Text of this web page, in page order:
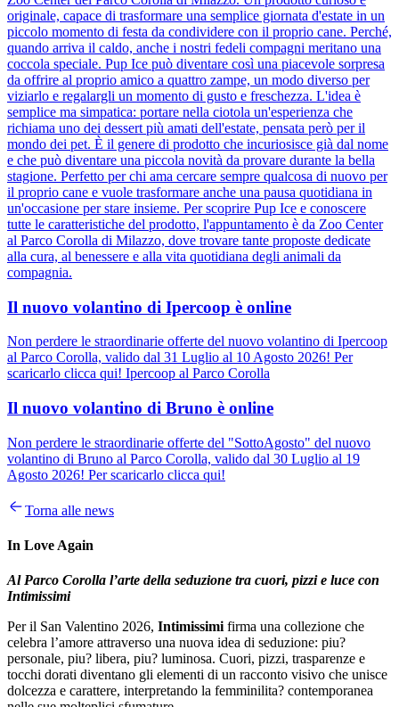
originale, capace di trasformare una semplice giornata d'estate in un
piccolo momento di festa da condividere con il proprio cane. Perché,
quando arriva il caldo, anche i nostri fedeli compagni meritano una
coccola speciale. Pup Ice può diventare così una piacevole sorpresa
da offrire al proprio amico a quattro zampe, un modo diverso per
viziarlo e regalargli un momento di gusto e freschezza. L'idea è
semplice ma simpatica: portare nella ciotola un'esperienza che
richiama uno dei dessert più amati dell'estate, pensata però per il
mondo dei pet. È il genere di prodotto che incuriosisce già dal nome
e che può diventare una piccola novità da provare durante la bella
stagione. Perfetto per chi ama cercare sempre qualcosa di nuovo per
il proprio cane e vuole trasformare anche una pausa quotidiana in
un'occasione per stare insieme. Per scoprire Pup Ice e conoscere
tutte le caratteristiche del prodotto, l'appuntamento è da Zoo Center
al Parco Corolla di Milazzo, dove trovare tante proposte dedicate
alla cura, al benessere e alla vita quotidiana degli animali da
compagnia.
Il nuovo volantino di Ipercoop è online
Non perdere le straordinarie offerte del nuovo volantino di Ipercoop
al Parco Corolla, valido dal 31 Luglio al 10 Agosto 2026! Per
scaricarlo clicca qui! Ipercoop al Parco Corolla
Il nuovo volantino di Bruno è online
Non perdere le straordinarie offerte del "SottoAgosto" del nuovo
volantino di Bruno al Parco Corolla, valido dal 30 Luglio al 19
Agosto 2026! Per scaricarlo clicca qui!
Torna alle news
In Love Again
Al Parco Corolla l’arte della seduzione tra cuori, pizzi e luce con
Intimissimi
Per il San Valentino 2026, Intimissimifirma una collezione che
celebra l’amore attraverso una nuova idea di seduzione: piu?
personale, piu? libera, piu? luminosa. Cuori, pizzi, trasparenze e
tocchi dorati diventano gli elementi di un racconto visivo che unisce
dolcezza e carattere, interpretando la femminilita? contemporanea